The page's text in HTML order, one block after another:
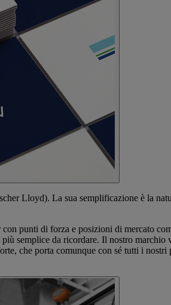
Lloyd). La sua semplificazione è la
punti di forza e posizioni di mercato
semplice da ricordare. Il nostro
che porta comunque con sé tutti i